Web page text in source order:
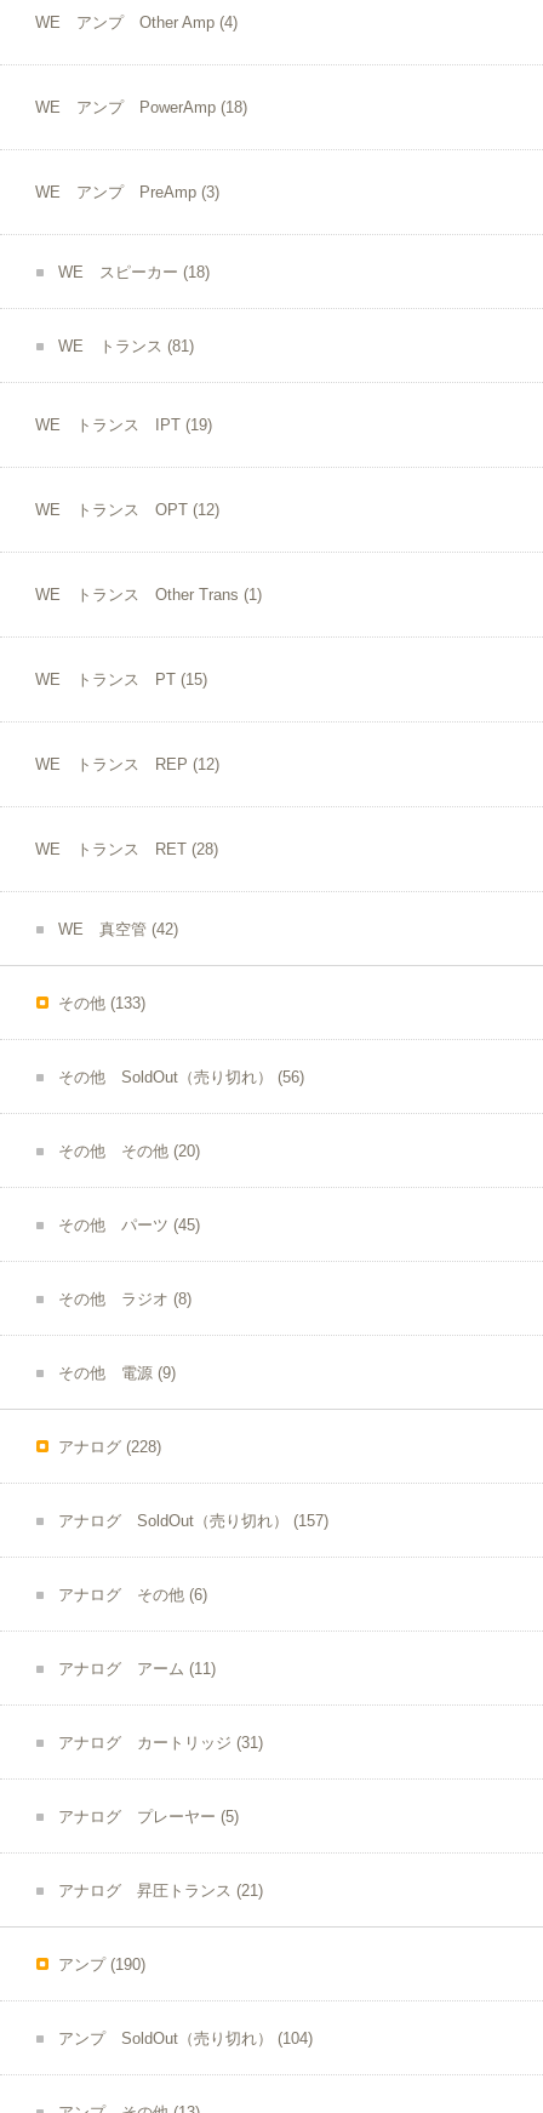
WE アンプ Other Amp (4)
WE アンプ PowerAmp (18)
WE アンプ PreAmp (3)
WE スピーカー (18)
WE トランス (81)
WE トランス IPT (19)
WE トランス OPT (12)
WE トランス Other Trans (1)
WE トランス PT (15)
WE トランス REP (12)
WE トランス RET (28)
WE 真空管 (42)
その他 (133)
その他 SoldOut（売り切れ） (56)
その他 その他 (20)
その他 パーツ (45)
その他 ラジオ (8)
その他 電源 (9)
アナログ (228)
アナログ SoldOut（売り切れ） (157)
アナログ その他 (6)
アナログ アーム (11)
アナログ カートリッジ (31)
アナログ プレーヤー (5)
アナログ 昇圧トランス (21)
アンプ (190)
アンプ SoldOut（売り切れ） (104)